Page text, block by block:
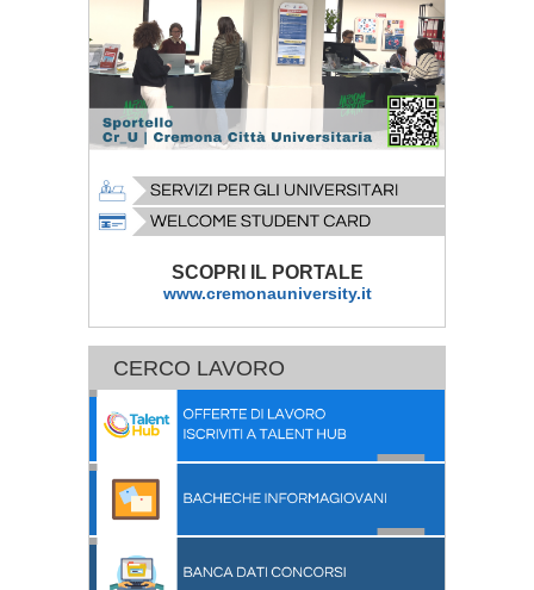
SCOPRI IL PORTALE
www.cremonauniversity.it
CERCO LAVORO